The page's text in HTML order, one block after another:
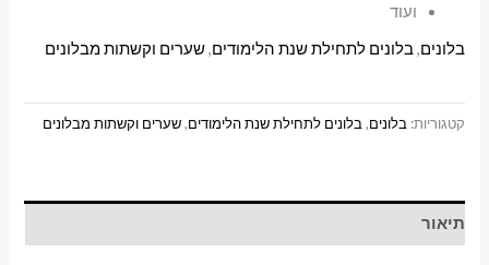
ועוד
בלונים,בלונים לתחילת שנת הלימודים,שערים וקשתות מבלונים
קטגוריות:בלונים,בלונים לתחילת שנת הלימודים,שערים וקשתות מבלונים
תיאור